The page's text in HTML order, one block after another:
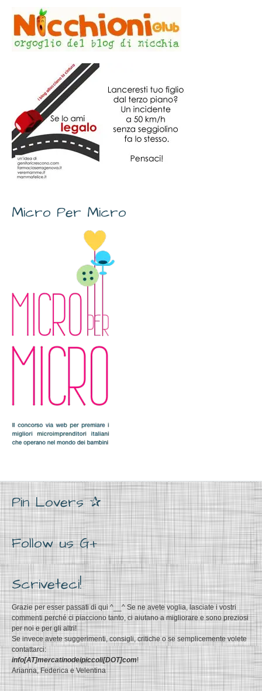
Micro Per Micro
Pin Lovers ✰
Follow us G+
Scriveteci!
Grazie per esser passati di qui ^__^ Se ne avete voglia, lasciate i vostri
commenti perché ci piacciono tanto, ci aiutano a migliorare e sono preziosi
per noi e per gli altri!
Se invece avete suggerimenti, consigli, critiche o se semplicemente volete
contattarci:
info[AT]mercatinodeipiccoli[DOT]com!
Arianna, Federica e Velentina